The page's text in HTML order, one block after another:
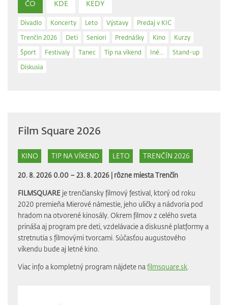
ČO KDE KEDY
Divadlo Koncerty Leto Výstavy
Predaj v KIC
Trenčín 2026
Deti Seniori Prednášky Kino
Kurzy
Šport
Festivaly Tanec Tip na víkend Iné...
Stand-up
Diskusia
Film Square 2026
KINO TIP NA VÍKEND LETO TRENČÍN 2026
20. 8. 2026 0.00 – 23. 8. 2026 | rôzne miesta Trenčín
FILMSQUARE je trenčiansky filmový festival, ktorý od roku
2020 premieňa Mierové námestie, jeho uličky a nádvoria pod
hradom na otvorené kinosály. Okrem filmov z celého sveta
prináša aj program pre deti, vzdelávacie a diskusné platformy a
stretnutia s filmovými tvorcami. Súčasťou augustového
víkendu bude aj letné kino.
Viac info a kompletný program nájdete na filmsquare.sk